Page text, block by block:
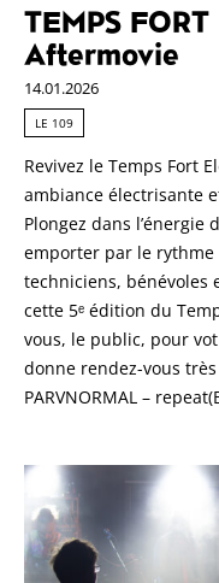
TEMPS
Aftermovie
14.01.2026
LE 109
Revivez le Temps Fort
ambiance électrisante
Plongez dans l’énergie
emporter par le rythme
techniciens,
cette 5ᵉ édition du
vous, le public, pour
donne rendez-vous
PARVNORMAL –